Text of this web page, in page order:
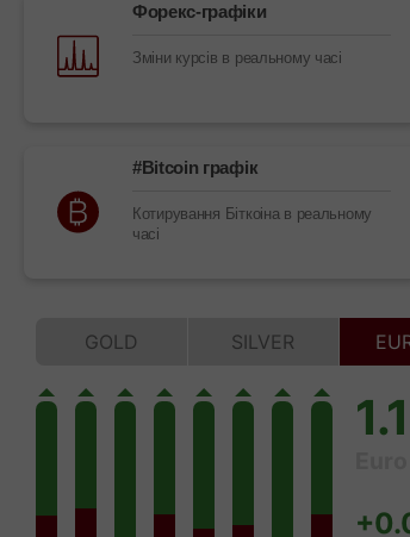
Форекс-графіки
Зміни курсів в реальному часі
#Bitcoin графік
Котирування Біткоіна в реальному
часі